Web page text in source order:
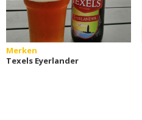
Merken
Texels Eyerlander